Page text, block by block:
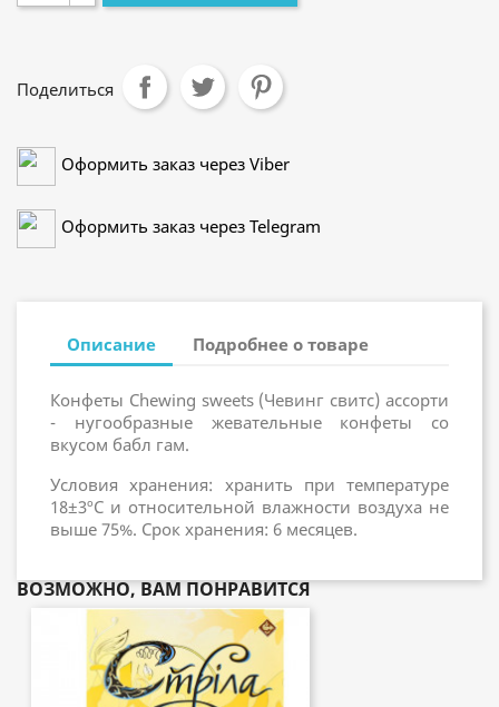
Поделиться
Оформить заказ через Viber
Оформить заказ через Telegram
Описание Подробнее о товаре
Конфеты Chewing sweets (Чевинг свитс) ассорти
- нугообразные жевательные конфеты со
вкусом бабл гам.
Условия хранения: хранить при температуре
18±3ºC и относительной влажности воздуха не
выше 75%. Срок хранения: 6 месяцев.
ВОЗМОЖНО, ВАМ ПОНРАВИТСЯ